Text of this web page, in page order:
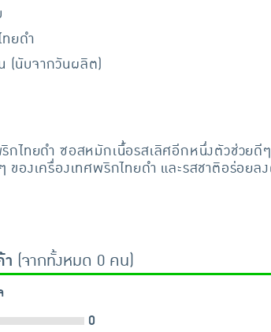
ยดำ
(นับจากวันผลิต)
ไทยดำ ซอสหมักเนื้อรสเลิศอีกหนึ่งตัวช่วย
องเครื่องเทศพริกไทยดำ และรสชาติอร่อยล
(จากทั้งหมด 0 คน)
0